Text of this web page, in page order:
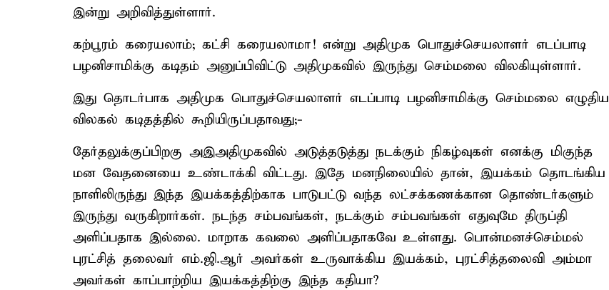
இன்று அறிவித்துள்ளார்.
கற்பூரம் கரையலாம்; கட்சி கரையலாமா! என்று அதிமுக பொதுச்செயலாளர் எடப்பாடி
பழனிசாமிக்கு கடிதம் அனுப்பிவிட்டு அதிமுகவில் இருந்து செம்மலை விலகியுள்ளார்.
இது தொடர்பாக அதிமுக பொதுச்செயலாளர் எடப்பாடி பழனிசாமிக்கு செம்மலை எழுதிய
விலகல் கடிதத்தில் கூறியிருப்பதாவது;-
தேர்தலுக்குப்பிறகு அஇஅதிமுகவில் அடுத்தடுத்து நடக்கும் நிகழ்வுகள் எனக்கு மிகுந்த
மன வேதனையை உண்டாக்கி விட்டது. இதே மனநிலையில் தான், இயக்கம் தொடங்கிய
நாளிலிருந்து இந்த இயக்கத்திற்காக பாடுபட்டு வந்த லட்சக்கணக்கான தொண்டர்களும்
இருந்து வருகிறார்கள். நடந்த சம்பவங்கள், நடக்கும் சம்பவங்கள் எதுவுமே திருப்தி
அளிப்பதாக இல்லை. மாறாக கவலை அளிப்பதாகவே உள்ளது. பொன்மனச்செம்மல்
புரட்சித் தலைவர் எம்.ஜி.ஆர் அவர்கள் உருவாக்கிய இயக்கம், புரட்சித்தலைவி அம்மா
அவர்கள் காப்பாற்றிய இயக்கத்திற்கு இந்த கதியா?